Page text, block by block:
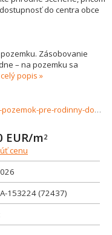
do centra obce
Zásobovanie
– na pozemku sa
celý popis
https://www.haloreality.sk/hronec/predaj-pozemok-pre-rodinny-dom---3366-m2-hronec---exkluzivne-halo-reality/72437
EUR/m2
cenu
153224 (72437)